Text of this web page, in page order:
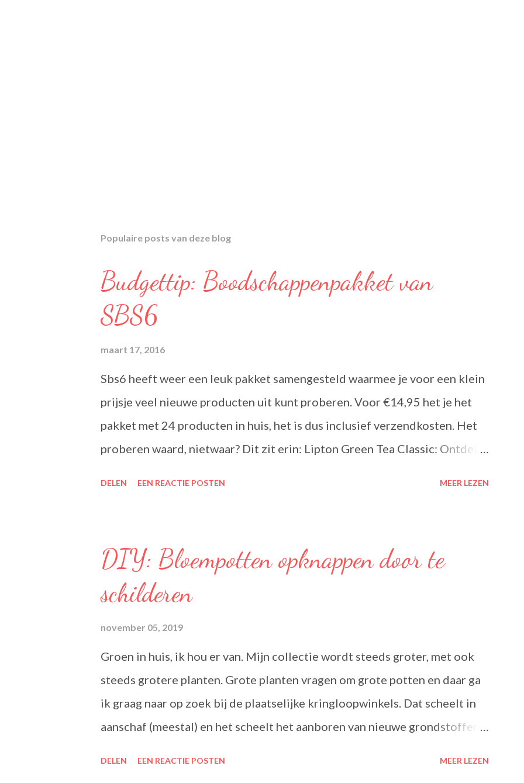
Populaire posts van deze blog
Budgettip: Boodschappenpakket van
SBS6
maart 17, 2016
Sbs6 heeft weer een leuk pakket samengesteld waarmee je voor een klein
prijsje veel nieuwe producten uit kunt proberen. Voor €14,95 het je het
pakket met 24 producten in huis, het is dus inclusief verzendkosten. Het
proberen waard, nietwaar? Dit zit erin: Lipton Green Tea Classic: Ontdek
lijnzaad- en koolzaadolie. Het bevat Omega’s 3 & 6 die goed zijn voor hart
en bloedvaten. Omega's 3 & 6 zijn meervoudig onverzadigde vetzuren, die
van een normaal cholesterolgehalte in het bloed. Becel Dieetolie geeft
een optimale smaak aan uw gerechten, met behoud van de smaak van uw
originele ingrediënten. Naast warme toepassing l...
DELEN EEN REACTIE POSTEN MEER LEZEN
DIY: Bloempotten opknappen door te
schilderen
november 05, 2019
Groen in huis, ik hou er van. Mijn collectie wordt steeds groter, met ook
steeds grotere planten. Grote planten vragen om grote potten en daar ga
ik graag naar op zoek bij de plaatselijke kringloopwinkels. Dat scheelt in
aanschaf (meestal) en het scheelt het aanboren van nieuwe grondstoffen,
DELEN EEN REACTIE POSTEN MEER LEZEN